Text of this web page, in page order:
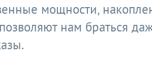
мощности,
нам браться